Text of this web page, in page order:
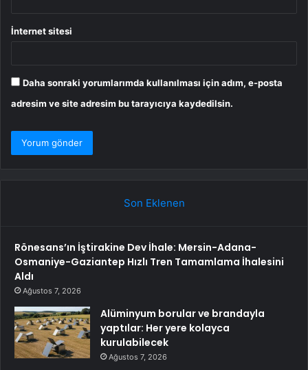
İnternet sitesi
Daha sonraki yorumlarımda kullanılması için adım, e-posta
adresim ve site adresim bu tarayıcıya kaydedilsin.
Son Eklenen
Rönesans’ın İştirakine Dev İhale: Mersin-Adana-
Osmaniye-Gaziantep Hızlı Tren Tamamlama İhalesini
Aldı
Ağustos 7, 2026
Alüminyum borular ve brandayla
yaptılar: Her yere kolayca
kurulabilecek
Ağustos 7, 2026